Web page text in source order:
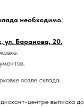
необходимо:
ул. Баранова, 20.
возле склада.
центре выписка